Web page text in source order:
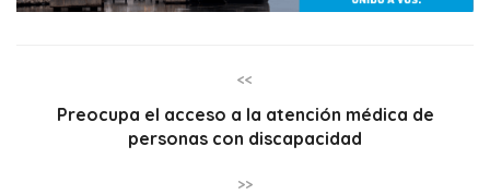
<<
Preocupa el acceso a la atención médica de
personas con discapacidad
>>